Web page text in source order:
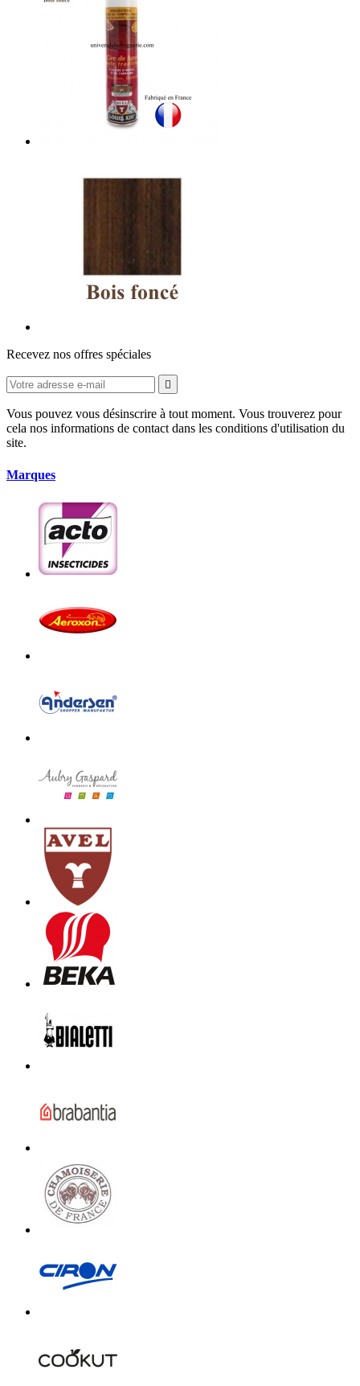
Recevez nos offres spéciales

Vous pouvez vous désinscrire à tout moment. Vous trouverez pour
cela nos informations de contact dans les conditions d'utilisation du
site.
Marques